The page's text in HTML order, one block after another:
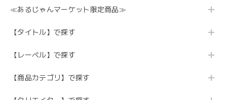
≪あるじゃんマーケット限定商品≫
【タイトル】で探す
【レーベル】で探す
【商品カテゴリ】で探す